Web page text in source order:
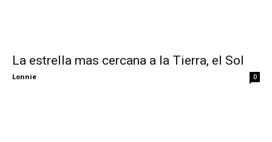
La estrella mas cercana a la Tierra, el Sol
Lonnie 0